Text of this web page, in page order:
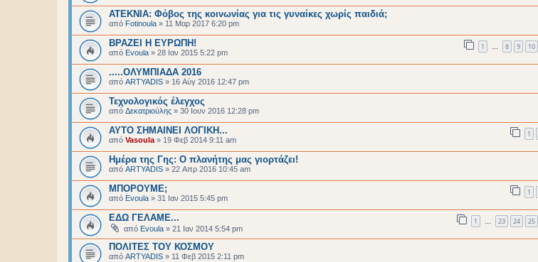
ΑΤΕΚΝΙΑ: Φόβος της κοινωνίας για τις γυναίκες χωρίς παιδιά;
από Fotinoula » 11 Μαρ 2017 6:20 pm
ΒΡΑΖΕΙ Η ΕΥΡΩΠΗ!
από Evoula » 28 Ιαν 2015 5:22 pm
1 … 8 9 10
.....ΟΛΥΜΠΙΑΔΑ 2016
από ARTYADIS » 16 Αύγ 2016 12:47 pm
Τεχνολογικός έλεγχος
από Δεκατριούλης » 30 Ιουν 2016 12:28 pm
ΑΥΤΟ ΣΗΜΑΙΝΕΙ ΛΟΓΙΚΗ...
από Vasoula » 19 Φεβ 2014 9:11 am
1
Ημέρα της Γης: Ο πλανήτης μας γιορτάζει!
από ARTYADIS » 22 Απρ 2016 10:45 am
ΜΠΟΡΟΥΜΕ;
από Evoula » 31 Ιαν 2015 5:45 pm
1
ΕΔΩ ΓΕΛΑΜΕ...
από Evoula » 21 Ιαν 2014 5:54 pm
1 … 23 24 25
ΠΟΛΙΤΕΣ ΤΟΥ ΚΟΣΜΟΥ
από ARTYADIS » 11 Φεβ 2015 2:11 pm